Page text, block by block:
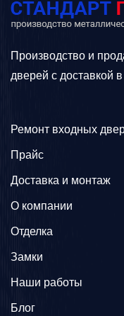
Производство и
дверей с доставкой
Ремонт входных
Прайс
Доставка и монтаж
О компании
Отделка
Замки
Наши работы
Блог